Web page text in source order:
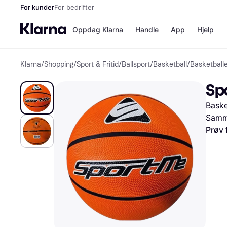
For kunderFor bedrifter
Oppdag Klarna
Betal nå
Betal i 3
Betal innen
Finansiering
Vipps
Handle
Butikker
App Hjelp
Klarna/Shopping/Sport & Fritid/Ballsport/Basketball /
Prøv